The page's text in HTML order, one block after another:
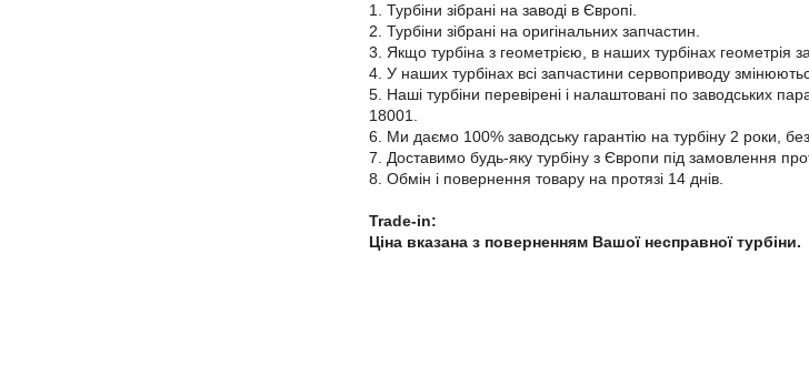
1. Турбіни зібрані на заводі в Європі.
2. Турбіни зібрані на оригінальних запчастин.
3. Якщо турбіна з геометрією, в наших турбінах геометрія
4. У наших турбінах всі запчастини сервоприводу
5. Наші турбіни перевірені і налаштовані по заводських
18001.
6. Ми даємо 100% заводську гарантію на турбіну 2 роки,
7. Доставимо будь-яку турбіну з Європи під замовлення
8. Обмін і повернення товару на протязі 14 днів.
Trade-in:
Ціна вказана з поверненням Вашої несправної турбіни.